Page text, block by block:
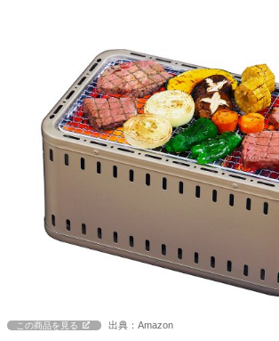
この商品を見る 出典：Amazon